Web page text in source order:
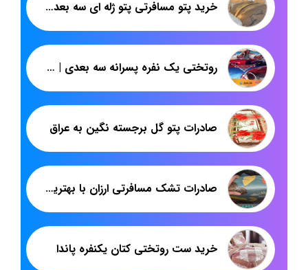
خرید پتو مسافرتی پتو ژله ای سه بعدی یکنفره آبان
روتختی یک نفره پسرانه سه بعدی | خرید روتختی مک کوئین | پاندا
صادرات پتو گل برجسته نگین به عراق
صادرات تشک مسافرتی ارزان با بهترین سودآوری
خرید ست روتختی کتان یکنفره پاندا